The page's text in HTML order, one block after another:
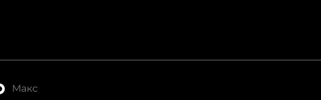
Макс